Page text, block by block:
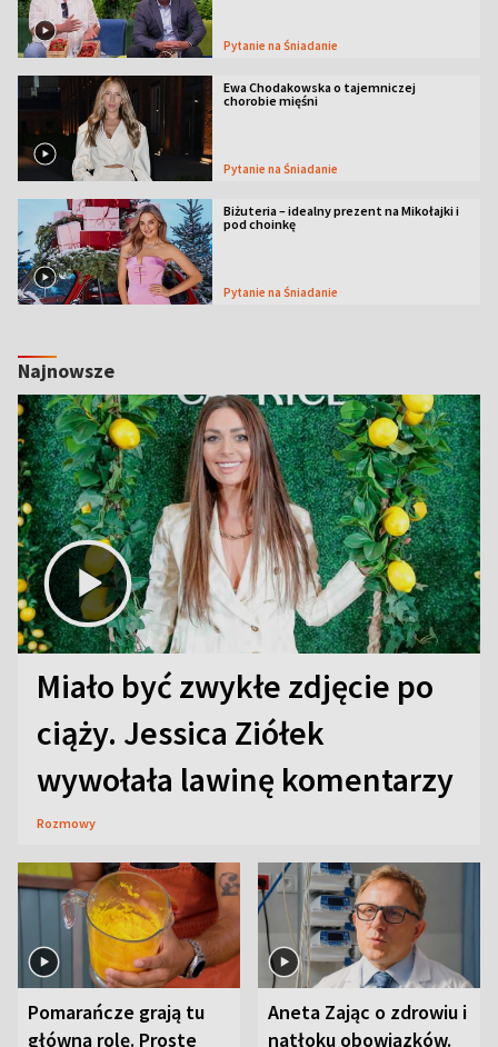
Pytanie na Śniadanie
Ewa Chodakowska o tajemniczej
chorobie mięśni
Pytanie na Śniadanie
Biżuteria – idealny prezent na Mikołajki i
pod choinkę
Pytanie na Śniadanie
Najnowsze
Miało być zwykłe zdjęcie po
ciąży. Jessica Ziółek
wywołała lawinę komentarzy
Rozmowy
Pomarańcze grają tu
główną rolę. Proste
Aneta Zając o zdrowiu i
natłoku obowiązków.